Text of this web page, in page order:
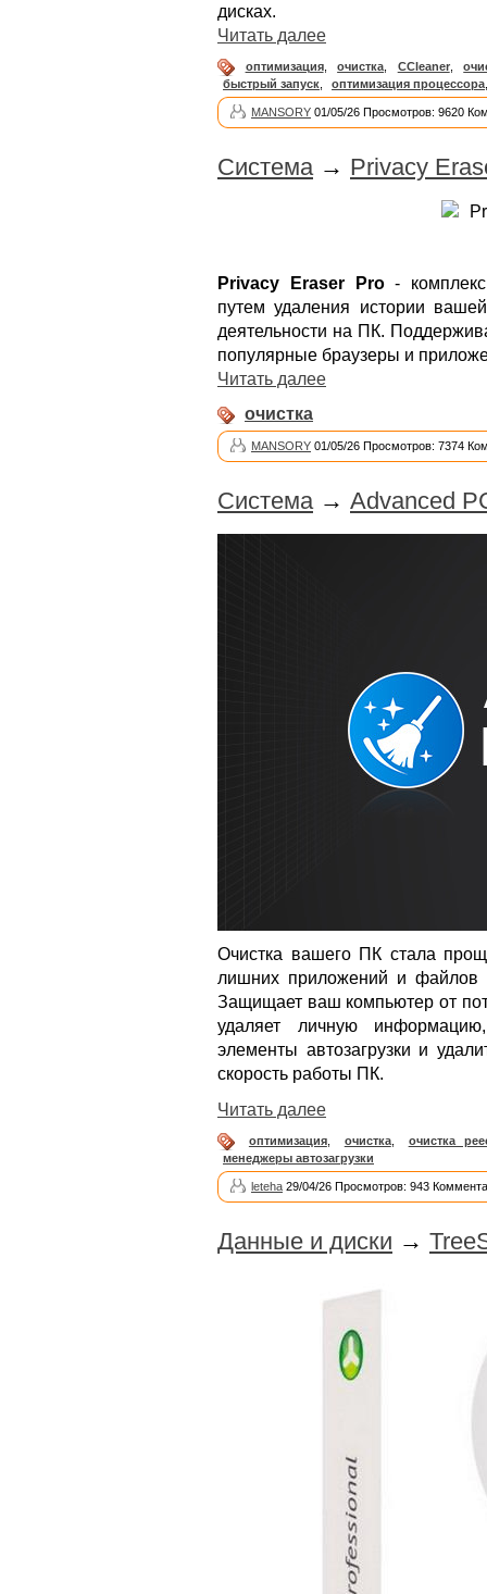
дисках.
Читать далее
оптимизация, очистка CCleaner,
быстрый запуск
оптимизация процессора
MANSORY 01/05/26 Просмотров: 9620
Система → Privacy
Privacy Eraser Pro-
путем удаления истории
деятельности на ПК.
популярные браузеры и
Читать далее
очистка
MANSORY 01/05/26 Просмотров: 7374
Система → Advanced
Очистка вашего ПК стала
лишних приложений и файлов
Защищает ваш компьютер от
удаляет личную
элементы автозагрузки и
скорость работы ПК.
Читать далее
оптимизация, очистка,
очистка
менеджеры автозагрузки
leteha 29/04/26 Просмотров: 943
Данные и диски →